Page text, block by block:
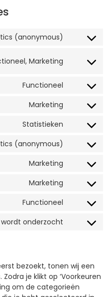
(anonymous)
Marketing
Functioneel
Marketing
Statistieken
(anonymous)
Marketing
Marketing
Functioneel
wordt onderzocht
bezoekt, tonen wij een
je klikt op ‘Voorkeuren
om de categorieën